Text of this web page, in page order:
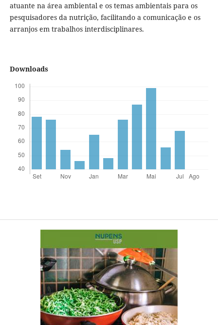
atuante na área ambiental e os temas ambientais para os
pesquisadores da nutrição, facilitando a comunicação e os
arranjos em trabalhos interdisciplinares.
Downloads